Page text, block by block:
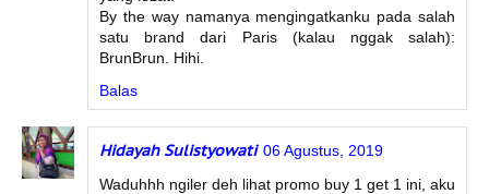
By the way namanya mengingatkanku pada salah
satu brand dari Paris (kalau nggak salah):
BrunBrun. Hihi.
Balas
Hidayah Sulistyowati 06 Agustus, 2019
Waduhhh ngiler deh lihat promo buy 1 get 1 ini, aku